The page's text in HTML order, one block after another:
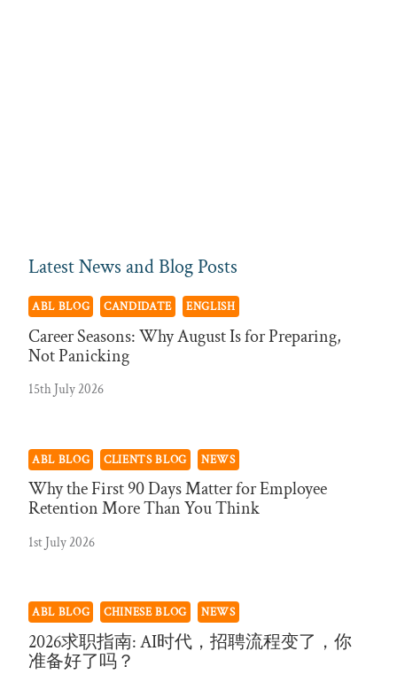
Latest News and Blog Posts
ABL BLOG CANDIDATE ENGLISH
Career Seasons: Why August Is for Preparing,
Not Panicking
15th July 2026
ABL BLOG CLIENTS BLOG NEWS
Why the First 90 Days Matter for Employee
Retention More Than You Think
1st July 2026
ABL BLOG CHINESE BLOG NEWS
2026求职指南: AI时代，招聘流程变了，你
准备好了吗？